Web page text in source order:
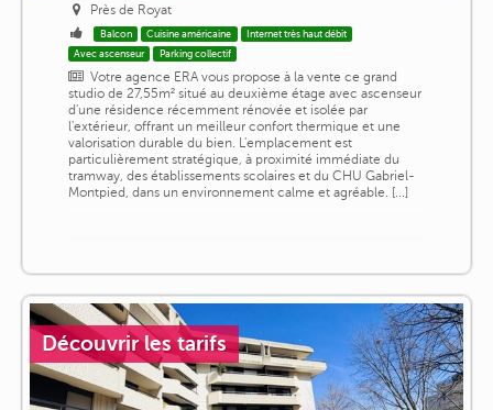
Près de Royat
Balcon Cuisine américaine
Internet très haut débit
Avec ascenseur
Parking collectif
Votre agence ERA vous propose à la vente ce grand
studio de 27,55m² situé au deuxième étage avec ascenseur
d'une résidence récemment rénovée et isolée par
l'extérieur, offrant un meilleur confort thermique et une
valorisation durable du bien. L'emplacement est
particulièrement stratégique, à proximité immédiate du
tramway, des établissements scolaires et du CHU Gabriel-
Montpied, dans un environnement calme et agréable. [...]
Découvrir les tarifs